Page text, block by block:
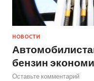
НОВОСТИ
бензин
Оставьте комментарий